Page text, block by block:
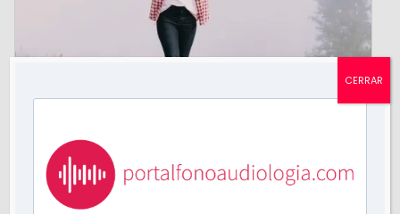
Curso de Evaluación del Equilibrio
por
Mariela Grossi
4 Lecciones
CERRAR